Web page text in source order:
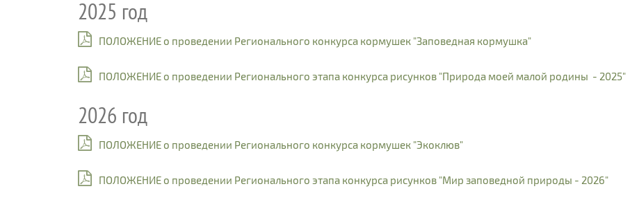
2025 год
ПОЛОЖЕНИЕ о проведении Регионального конкурса кормушек "Заповедная кормушка"
ПОЛОЖЕНИЕ о проведении Регионального этапа конкурса рисунков "Природа моей малой родины - 2025"
2026 год
ПОЛОЖЕНИЕ о проведении Регионального конкурса кормушек "Экоклюв"
ПОЛОЖЕНИЕ о проведении Регионального этапа конкурса рисунков "Мир заповедной природы - 2026"